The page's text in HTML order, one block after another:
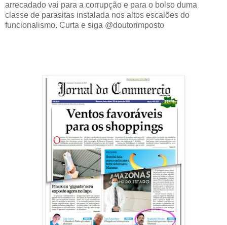
arrecadado vai para a corrupção e para o bolso duma
classe de parasitas instalada nos altos escalões do
funcionalismo. Curta e siga @doutorimposto